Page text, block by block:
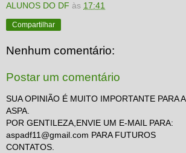
ALUNOS DO DF às 17:41
Compartilhar
Nenhum comentário:
Postar um comentário
SUA OPINIÃO É MUITO IMPORTANTE PARA A
ASPA.
POR GENTILEZA,ENVIE UM E-MAIL PARA:
aspadf11@gmail.com PARA FUTUROS
CONTATOS.